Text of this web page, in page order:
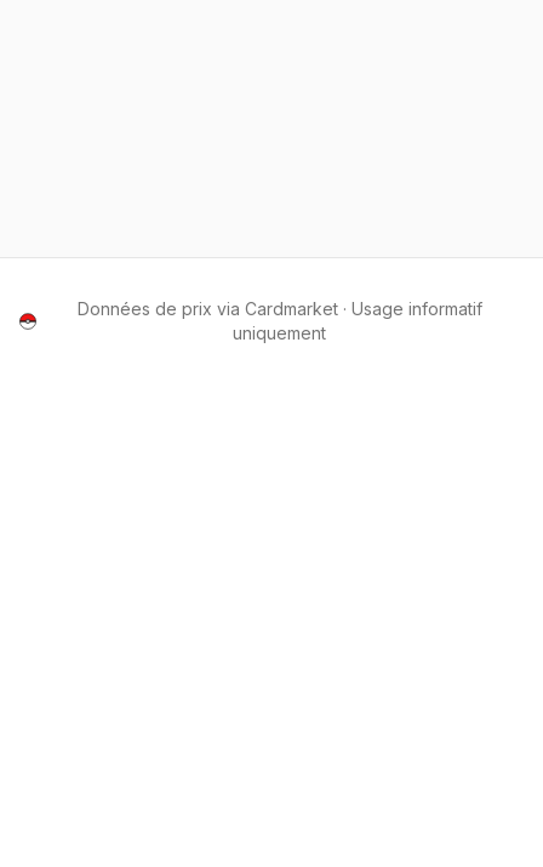
Données de prix via Cardmarket · Usage informatif
uniquement